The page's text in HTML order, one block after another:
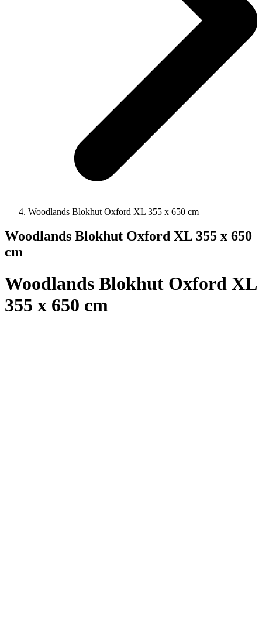
Woodlands Blokhut Oxford XL 355 x 650 cm
Woodlands Blokhut Oxford XL 355 x 650
cm
Woodlands Blokhut Oxford XL
355 x 650 cm